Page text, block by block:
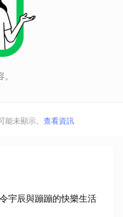
未顯示。 查看資訊
宇辰與蹦蹦的快樂生活